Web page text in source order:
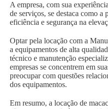
A empresa, com sua
de serviços, se destaca como a
eficiência e segurança na
Optar pela locação com a
a equipamentos de alta
técnico e manutenção
empresas se concentrem em
preocupar com questões
dos equipamentos.
Em resumo, a locação de